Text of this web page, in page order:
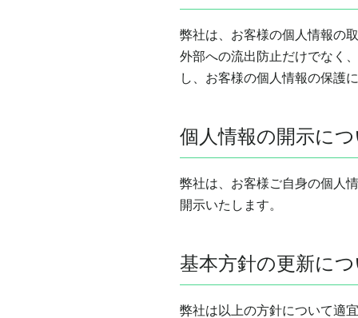
弊社は、お客様の個人情報の
外部への流出防止だけでなく
し、お客様の個人情報の保護
個人情報の開示に
弊社は、お客様ご自身の個人
開示いたします。
基本方針の更新に
弊社は以上の方針について適